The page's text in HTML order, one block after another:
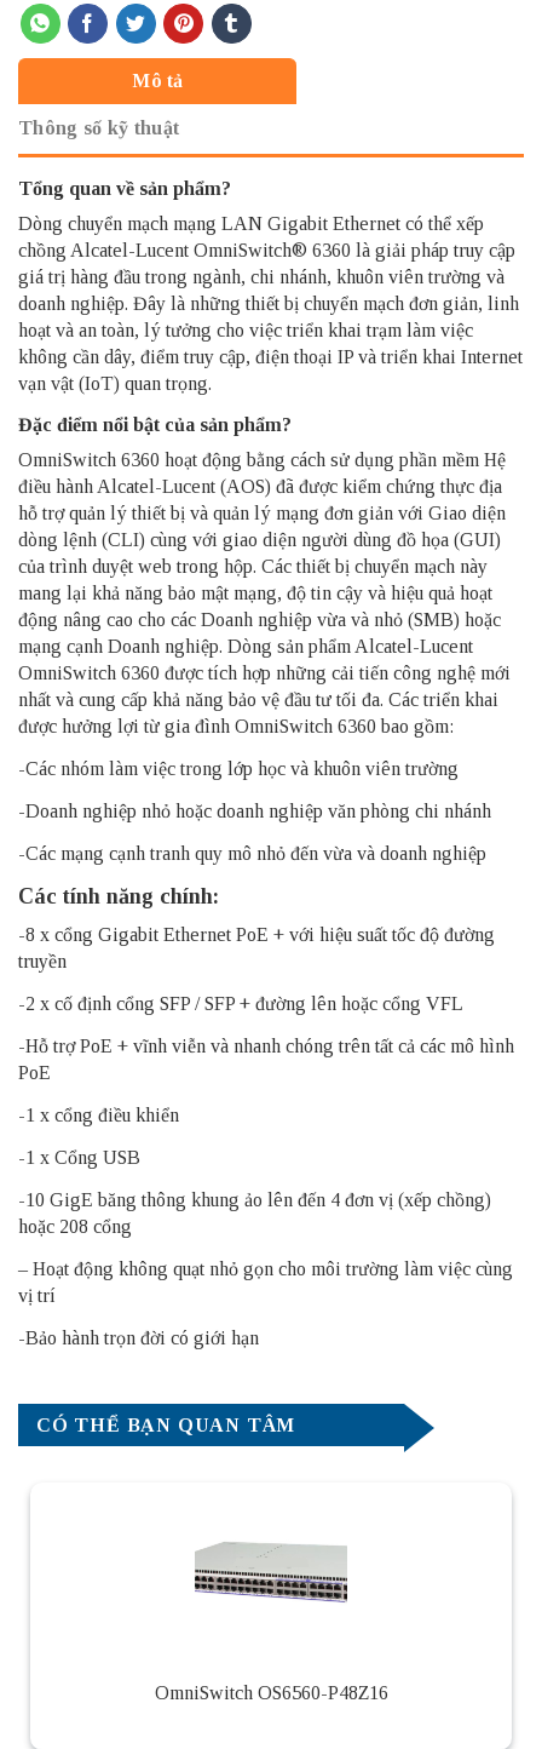
Mô tả
Thông số kỹ thuật
Tổng quan về sản phẩm?
Dòng chuyển mạch mạng LAN Gigabit Ethernet có thể xếp
chồng Alcatel-Lucent OmniSwitch® 6360 là giải pháp truy cập
giá trị hàng đầu trong ngành, chi nhánh, khuôn viên trường và
doanh nghiệp. Đây là những thiết bị chuyển mạch đơn giản, linh
hoạt và an toàn, lý tưởng cho việc triển khai trạm làm việc
không cần dây, điểm truy cập, điện thoại IP và triển khai Internet
vạn vật (IoT) quan trọng.
Đặc điểm nổi bật của sản phẩm?
OmniSwitch 6360 hoạt động bằng cách sử dụng phần mềm Hệ
điều hành Alcatel-Lucent (AOS) đã được kiểm chứng thực địa
hỗ trợ quản lý thiết bị và quản lý mạng đơn giản với Giao diện
dòng lệnh (CLI) cùng với giao diện người dùng đồ họa (GUI)
của trình duyệt web trong hộp. Các thiết bị chuyển mạch này
mang lại khả năng bảo mật mạng, độ tin cậy và hiệu quả hoạt
động nâng cao cho các Doanh nghiệp vừa và nhỏ (SMB) hoặc
mạng cạnh Doanh nghiệp. Dòng sản phẩm Alcatel-Lucent
OmniSwitch 6360 được tích hợp những cải tiến công nghệ mới
nhất và cung cấp khả năng bảo vệ đầu tư tối đa. Các triển khai
được hưởng lợi từ gia đình OmniSwitch 6360 bao gồm:
-Các nhóm làm việc trong lớp học và khuôn viên trường
-Doanh nghiệp nhỏ hoặc doanh nghiệp văn phòng chi nhánh
-Các mạng cạnh tranh quy mô nhỏ đến vừa và doanh nghiệp
Các tính năng chính:
-8 x cổng Gigabit Ethernet PoE + với hiệu suất tốc độ đường
truyền
-2 x cố định cổng SFP / SFP + đường lên hoặc cổng VFL
-Hỗ trợ PoE + vĩnh viễn và nhanh chóng trên tất cả các mô hình
PoE
-1 x cổng điều khiển
-1 x Cổng USB
-10 GigE băng thông khung ảo lên đến 4 đơn vị (xếp chồng)
hoặc 208 cổng
– Hoạt động không quạt nhỏ gọn cho môi trường làm việc cùng
vị trí
-Bảo hành trọn đời có giới hạn
CÓ THỂ BẠN QUAN TÂM
OmniSwitch OS6560-P48Z16